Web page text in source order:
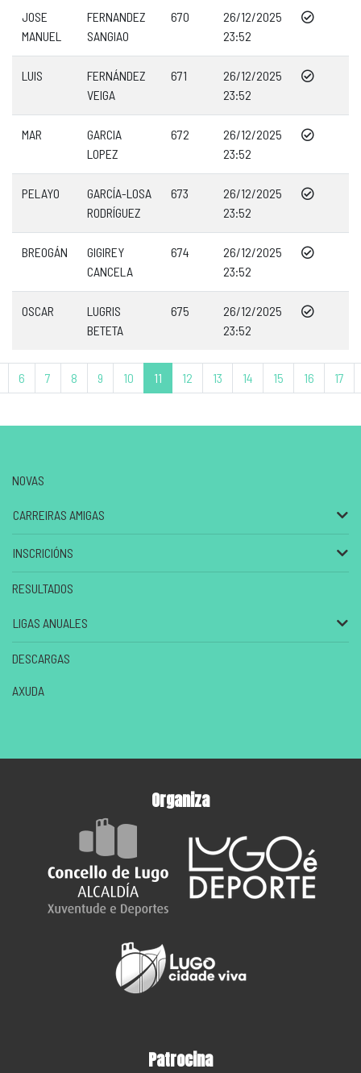
JOSE
MANUEL
FERNANDEZ
SANGIAO
670
26/12/2025
23:52
LUIS
FERNÁNDEZ
VEIGA
671
26/12/2025
23:52
MAR
GARCIA
LOPEZ
672
26/12/2025
23:52
PELAYO
GARCÍA-LOSA
RODRÍGUEZ
673
26/12/2025
23:52
BREOGÁN
GIGIREY
CANCELA
674
26/12/2025
23:52
OSCAR
LUGRIS
BETETA
675
26/12/2025
23:52
6 7 8 9 10 11 12 13 14 15 16 17
NOVAS
CARREIRAS AMIGAS
INSCRICIÓNS
RESULTADOS
LIGAS ANUALES
DESCARGAS
AXUDA
Organiza
Patrocina